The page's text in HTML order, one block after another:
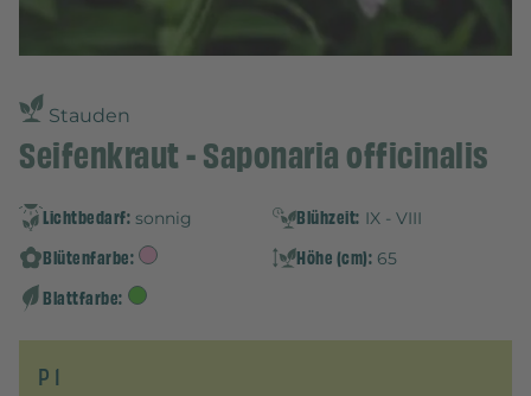
Stauden
Seifenkraut - Saponaria officinalis
Lichtbedarf: sonnig Blühzeit: IX - VIII
Blütenfarbe: Höhe (cm): 65
Blattfarbe:
P 1